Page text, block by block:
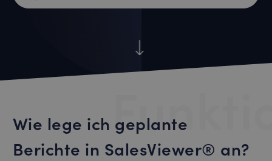
Wie lege ich geplante
Berichte in SalesViewer® an?